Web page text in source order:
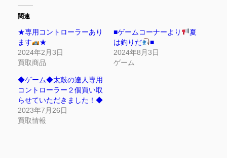
関連
★専用コントローラーあり
ます
★
2024年2月3日
買取商品
■ゲームコーナーより
夏
は釣りだ
■
2024年8月3日
ゲーム
◆ゲーム◆太鼓の達人専用
コントローラー２個買い取
らせていただきました！◆
2023年7月26日
買取情報